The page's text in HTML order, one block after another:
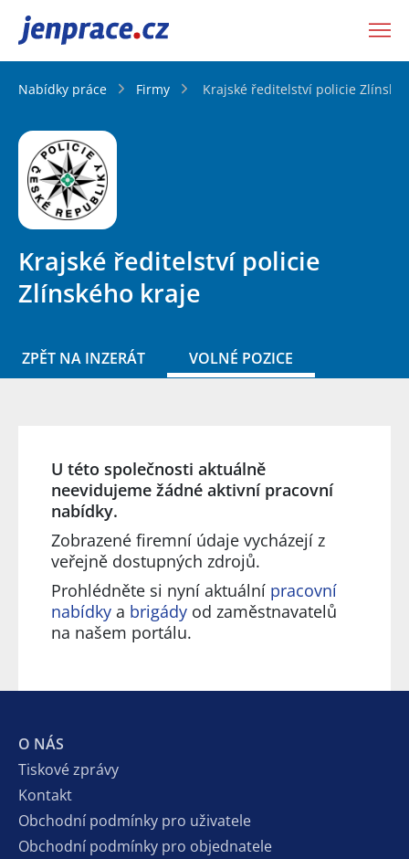
JenPráce.cz
Nabídky práce Firmy Krajské ředitelství policie
Krajské ředitelství policie
Zlínského kraje
ZPĚT NA INZERÁT VOLNÉ POZICE
U této společnosti aktuálně
neevidujeme žádné aktivní pracovní
nabídky.
Zobrazené firemní údaje vycházejí z
veřejně dostupných zdrojů.
Prohlédněte si nyní aktuální pracovní
nabídky a brigády od zaměstnavatelů
na našem portálu.
O NÁS
Tiskové zprávy
Kontakt
Obchodní podmínky pro uživatele
Obchodní podmínky pro objednatele